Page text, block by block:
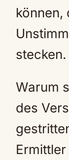
können,
stecken.
Warum
des